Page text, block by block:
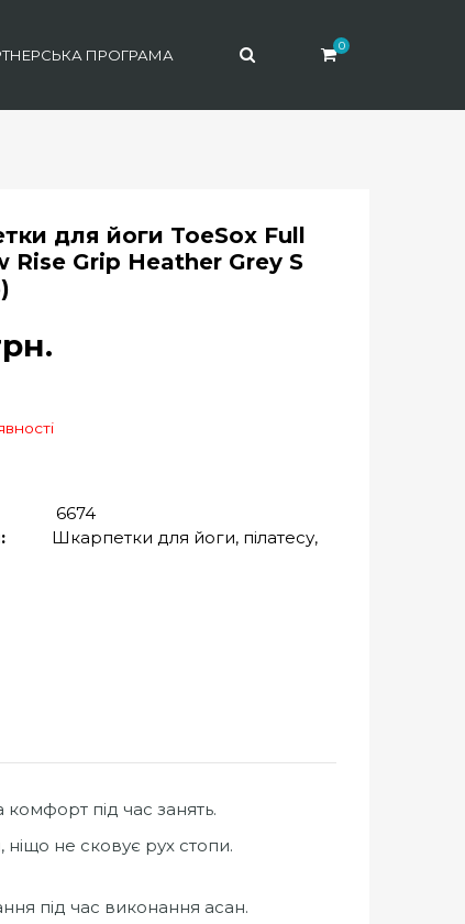
0
ПРОГРАМА
для йоги ToeSox Full
Rise Grip Heather Grey S
6674
Шкарпетки для йоги, пілатесу,
під час занять.
не сковує рух стопи.
під час виконання асан.